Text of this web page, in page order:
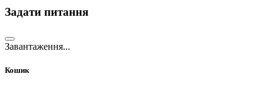
Задати питання
Завантаження...
Кошик